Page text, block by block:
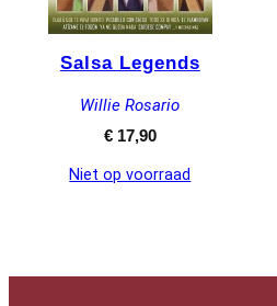
Salsa Legends
Willie Rosario
€17,90
Niet op voorraad